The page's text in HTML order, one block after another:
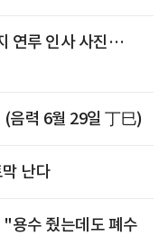
연루 인사 사진…
음력 6월 29일 丁巳)
난다
용수 줬는데도 폐수